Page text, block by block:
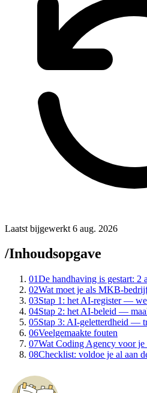
Laatst bijgewerkt 6 aug. 2026
/Inhoudsopgave
01De handhaving is gestart: 2
02Wat moet je als MKB-
03Stap 1: het AI-register —
04Stap 2: het AI-beleid —
05Stap 3: AI-geletterdheid —
06Veelgemaakte fouten
07Wat Coding Agency voor je
08Checklist: voldoe je al aan